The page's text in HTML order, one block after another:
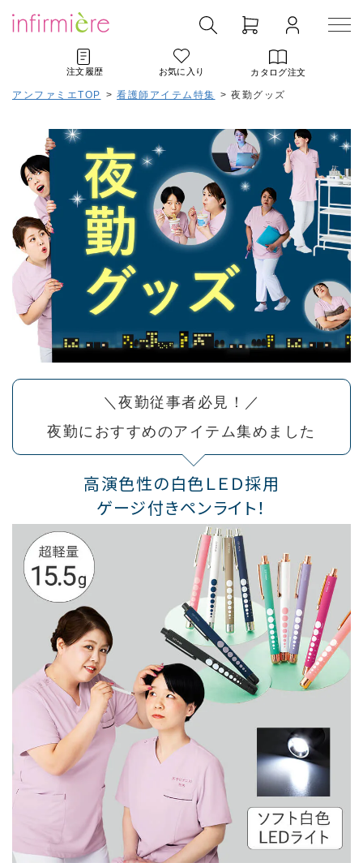
注文履歴 お気に入り カタログ注文
アンファミエTOP > 看護師アイテム特集 > 夜勤グッズ
＼夜勤従事者必見！／
夜勤におすすめのアイテム集めました
高演色性の白色ＬＥＤ採用
ゲージ付きペンライト！